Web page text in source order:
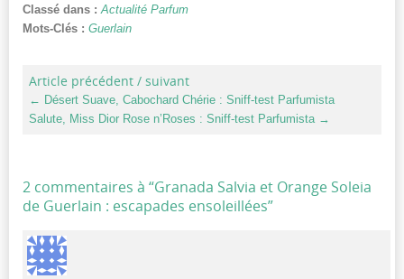
Classé dans : Actualité Parfum
Mots-Clés : Guerlain
Article précédent / suivant
← Désert Suave, Cabochard Chérie : Sniff-test Parfumista
Salute, Miss Dior Rose n’Roses : Sniff-test Parfumista →
2 commentaires à “Granada Salvia et Orange Soleia
de Guerlain : escapades ensoleillées”